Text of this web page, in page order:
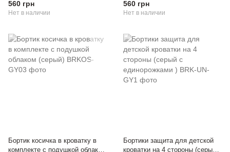
560 грн
Нет в наличии
560 грн
Нет в наличии
Бортик косичка в кроватку в
комплекте с подушкой облаком
Бортики защита для детской
кроватки на 4 стороны (серый с